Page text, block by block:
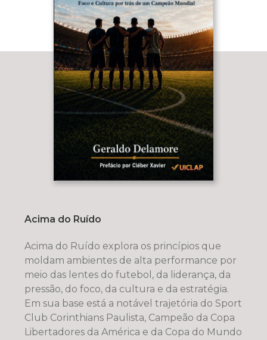
Acima do Ruído
Acima do Ruído explora os princípios que
moldam ambientes de alta performance por
meio das lentes do futebol, da liderança, da
pressão, do foco, da cultura e da estratégia.
Em sua base está a notável trajetória do Sport
Club Corinthians Paulista, Campeão da Copa
Libertadores da América e da Copa do Mundo